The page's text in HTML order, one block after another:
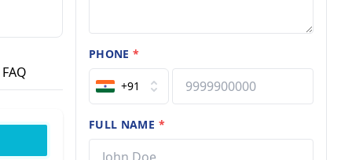
FAQ
PHONE*
+91
FULL NAME *